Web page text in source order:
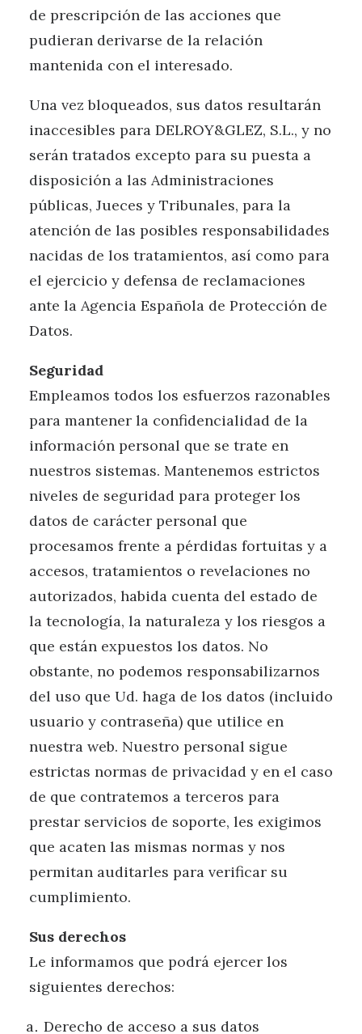
de prescripción de las acciones que
pudieran derivarse de la relación
mantenida con el interesado.
Una vez bloqueados, sus datos resultarán
inaccesibles para DELROY&GLEZ, S.L., y no
serán tratados excepto para su puesta a
disposición a las Administraciones
públicas, Jueces y Tribunales, para la
atención de las posibles responsabilidades
nacidas de los tratamientos, así como para
el ejercicio y defensa de reclamaciones
ante la Agencia Española de Protección de
Datos.
Seguridad
Empleamos todos los esfuerzos razonables
para mantener la confidencialidad de la
información personal que se trate en
nuestros sistemas. Mantenemos estrictos
niveles de seguridad para proteger los
datos de carácter personal que
procesamos frente a pérdidas fortuitas y a
accesos, tratamientos o revelaciones no
autorizados, habida cuenta del estado de
la tecnología, la naturaleza y los riesgos a
que están expuestos los datos. No
obstante, no podemos responsabilizarnos
del uso que Ud. haga de los datos (incluido
usuario y contraseña) que utilice en
nuestra web. Nuestro personal sigue
estrictas normas de privacidad y en el caso
de que contratemos a terceros para
prestar servicios de soporte, les exigimos
que acaten las mismas normas y nos
permitan auditarles para verificar su
cumplimiento.
Sus derechos
Le informamos que podrá ejercer los
siguientes derechos:
Derecho de acceso a sus datos